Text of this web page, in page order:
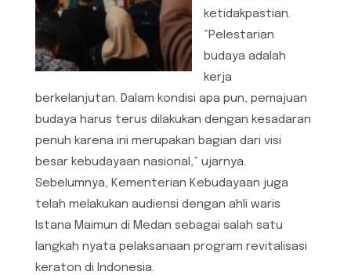
ketidakpastian.
“Pelestarian
budaya adalah
kerja
berkelanjutan. Dalam kondisi apa pun, pemajuan
budaya harus terus dilakukan dengan kesadaran
penuh karena ini merupakan bagian dari visi
besar kebudayaan nasional,” ujarnya.
Sebelumnya, Kementerian Kebudayaan juga
telah melakukan audiensi dengan ahli waris
Istana Maimun di Medan sebagai salah satu
langkah nyata pelaksanaan program revitalisasi
keraton di Indonesia.